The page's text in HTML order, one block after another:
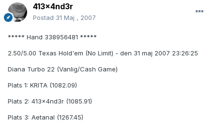
413x4nd3r
Postad 31 Maj , 2007
***** Hand 338956481 *****
2.50/5.00 Texas Hold'em (No Limit) - den 31 maj 2007 23:26:25
Diana Turbo 22 (Vanlig/Cash Game)
Plats 1: KRITA (1082.09)
Plats 2: 413x4nd3r (1085.91)
Plats 3: Aetanal (1267.45)